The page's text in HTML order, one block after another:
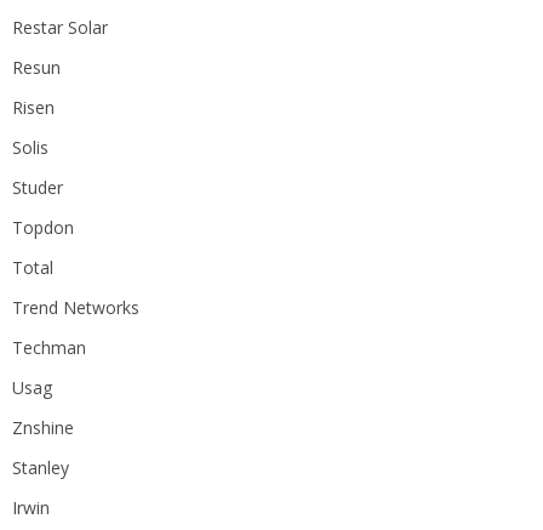
Restar Solar
Resun
Risen
Solis
Studer
Topdon
Total
Trend Networks
Techman
Usag
Znshine
Stanley
Irwin